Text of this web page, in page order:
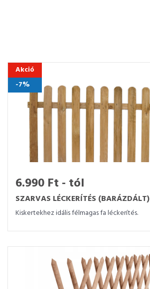
Akció
-7%
6.990 Ft - tól
SZARVAS LÉCKERÍTÉS (BARÁZDÁLT)
Kiskertekhez idális félmagas fa léckerítés.